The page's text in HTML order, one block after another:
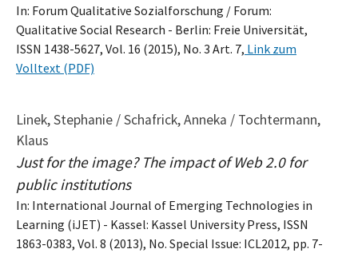
In: Forum Qualitative Sozialforschung / Forum:
Qualitative Social Research - Berlin: Freie Universität,
ISSN 1438-5627, Vol. 16 (2015), No. 3 Art. 7, Link zum
Volltext (PDF)
Linek, Stephanie / Schafrick, Anneka / Tochtermann,
Klaus
Just for the image? The impact of Web 2.0 for
public institutions
In: International Journal of Emerging Technologies in
Learning (iJET) - Kassel: Kassel University Press, ISSN
1863-0383, Vol. 8 (2013), No. Special Issue: ICL2012, pp. 7-